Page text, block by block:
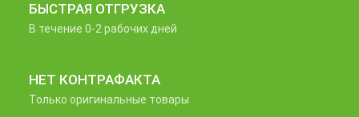
БЫСТРАЯ ОТГРУЗКА
В течение 0-2 рабочих дней
НЕТ КОНТРАФАКТА
Только оригинальные товары